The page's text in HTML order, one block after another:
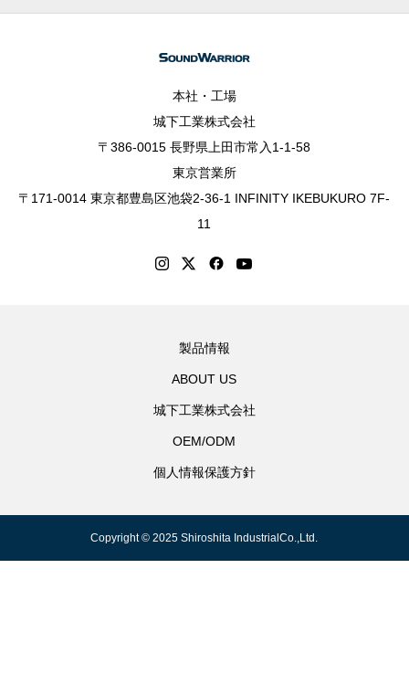
本社・工場
城下工業株式会社
〒386-0015 長野県上田市常入1-1-58
東京営業所
〒171-0014 東京都豊島区池袋2-36-1 INFINITY IKEBUKURO 7F-
11
製品情報
ABOUT US
城下工業株式会社
OEM/ODM
個人情報保護方針
Copyright © 2025 Shiroshita IndustrialCo.,Ltd.